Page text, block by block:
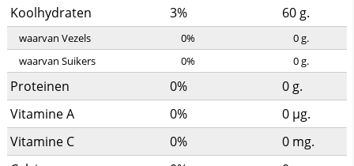
Koolhydraten
3% 60g.
waarvan Vezels 0% 0g.
waarvan Suikers
0% 0g.
Proteinen 0% 0g.
Vitamine A
0% 0 µg.
Vitamine C
0% 0 mg.